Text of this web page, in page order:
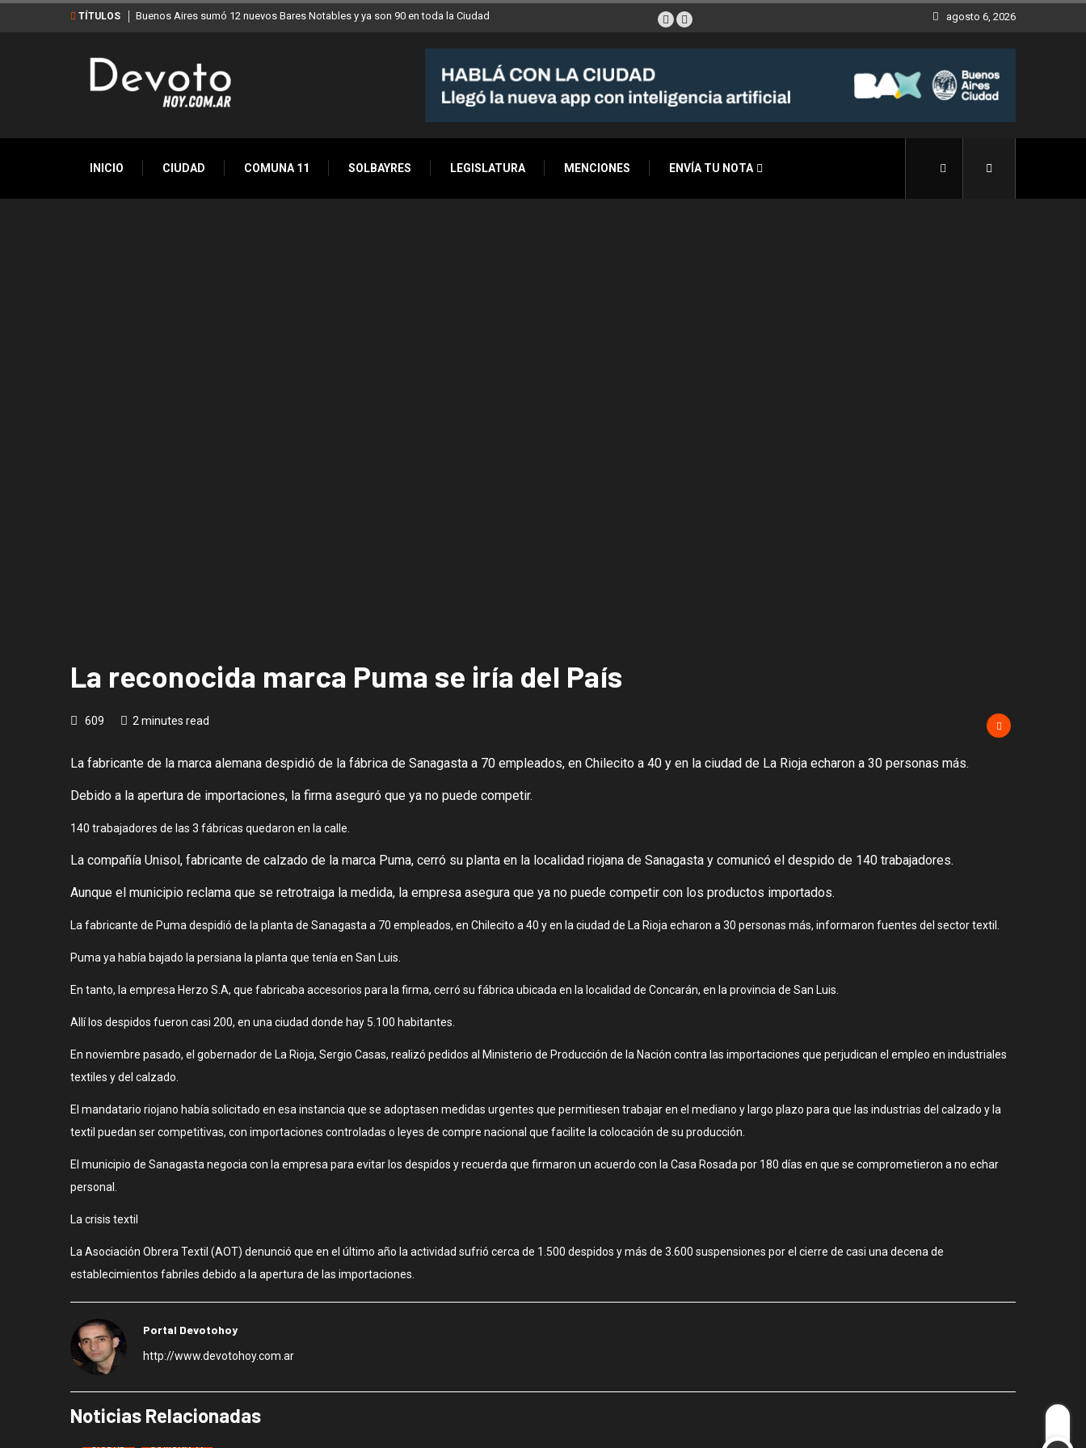
TÍTULOS Buenos Aires sumó 12 nuevos Bares Notables y ya son 90 en toda la Ciudad agosto 6, 2026
INICIO CIUDAD COMUNA 11 SOLBAYRES LEGISLATURA MENCIONES ENVÍA TU NOTA
La reconocida marca Puma se iría del País
609 2 minutes read
La fabricante de la marca alemana despidió de la fábrica de Sanagasta a 70 empleados, en Chilecito a 40 y en la ciudad de La Rioja echaron a 30 personas más.
Debido a la apertura de importaciones, la firma aseguró que ya no puede competir.
140 trabajadores de las 3 fábricas quedaron en la calle.
La compañía Unisol, fabricante de calzado de la marca Puma, cerró su planta en la localidad riojana de Sanagasta y comunicó el despido de 140 trabajadores.
Aunque el municipio reclama que se retrotraiga la medida, la empresa asegura que ya no puede competir con los productos importados.
La fabricante de Puma despidió de la planta de Sanagasta a 70 empleados, en Chilecito a 40 y en la ciudad de La Rioja echaron a 30 personas más, informaron fuentes del sector textil.
Puma ya había bajado la persiana la planta que tenía en San Luis.
En tanto, la empresa Herzo S.A, que fabricaba accesorios para la firma, cerró su fábrica ubicada en la localidad de Concarán, en la provincia de San Luis.
Allí los despidos fueron casi 200, en una ciudad donde hay 5.100 habitantes.
En noviembre pasado, el gobernador de La Rioja, Sergio Casas, realizó pedidos al Ministerio de Producción de la Nación contra las importaciones que perjudican el empleo en industriales
textiles y del calzado.
El mandatario riojano había solicitado en esa instancia que se adoptasen medidas urgentes que permitiesen trabajar en el mediano y largo plazo para que las industrias del calzado y la
textil puedan ser competitivas, con importaciones controladas o leyes de compre nacional que facilite la colocación de su producción.
El municipio de Sanagasta negocia con la empresa para evitar los despidos y recuerda que firmaron un acuerdo con la Casa Rosada por 180 días en que se comprometieron a no echar
personal.
La crisis textil
La Asociación Obrera Textil (AOT) denunció que en el último año la actividad sufrió cerca de 1.500 despidos y más de 3.600 suspensiones por el cierre de casi una decena de
establecimientos fabriles debido a la apertura de las importaciones.
Portal Devotohoy
http://www.devotohoy.com.ar
Noticias Relacionadas
CIUDAD COMUNA 11